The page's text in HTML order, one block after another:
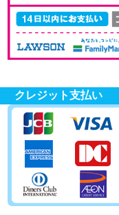
クレジット支払い